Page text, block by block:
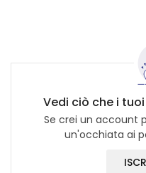
Vedi ciò che i
Se crei un account
un'occhiata ai